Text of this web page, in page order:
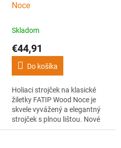
Noce
Skladom
€44,91
Do košíka
Holiaci strojček na klasické
žiletky FATIP Wood Noce je
skvele vyvážený a elegantný
strojček s plnou lištou. Nové
hlavice "Testina gentile" sú